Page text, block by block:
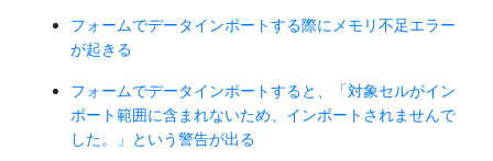
フォームでデータインポートする際にメモリ不足エラー
が起きる
フォームでデータインポートすると、「対象セルがイン
ポート範囲に含まれないため、インポートされませんで
した。」という警告が出る